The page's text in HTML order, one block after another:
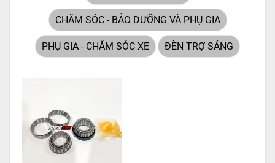
CHĂM SÓC - BẢO DƯỠNG VÀ PHỤ GIA
PHỤ GIA - CHĂM SÓC XE ĐÈN TRỢ SÁNG